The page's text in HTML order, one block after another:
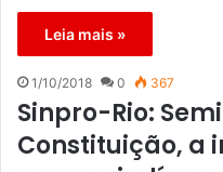
Leia mais »
1/10/2018 0 367
Sinpro-Rio:
Constituição, a